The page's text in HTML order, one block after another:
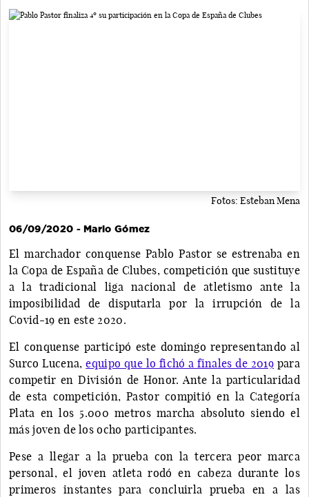
Fotos: Esteban Mena
06/09/2020 - Mario Gómez
El marchador conquense Pablo Pastor se estrenaba en
la Copa de España de Clubes, competición que sustituye
a la tradicional liga nacional de atletismo ante la
imposibilidad de disputarla por la irrupción de la
Covid-19 en este 2020.
El conquense participó este domingo representando al
Surco Lucena,equipo que lo fichó a finales de 2019para
competir en División de Honor. Ante la particularidad
de esta competición, Pastor compitió en la Categoría
Plata en los 5.000 metros marcha absoluto siendo el
más joven de los ocho participantes.
Pese a llegar a la prueba con la tercera peor marca
personal, el joven atleta rodó en cabeza durante los
primeros instantes para concluirla prueba en a las